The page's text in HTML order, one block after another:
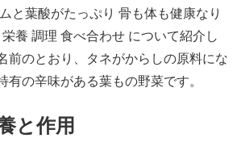
と葉酸がたっぷり 骨も体も健康なり
養 調理 食べ合わせ について紹介し
前のとおり、タネがからしの原料にな
有の辛味がある葉もの野菜です。
と作用